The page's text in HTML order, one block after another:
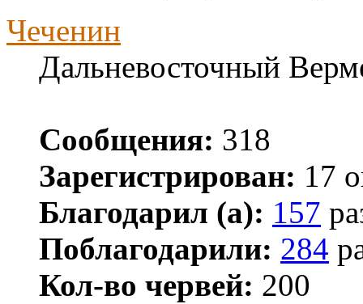
Чеченин
Дальневосточный
Сообщения: 318
Зарегистрирован: 17
Благодарил (а): 157
Поблагодарили: 284
Кол-во червей: 200